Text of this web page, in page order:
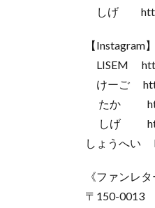
しげ
【Instagram】
LISEM
けーご
たか
しげ
しょうへい
《ファンレ
〒150-0013